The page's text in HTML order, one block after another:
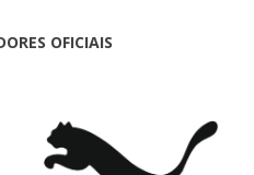
OFICIAIS